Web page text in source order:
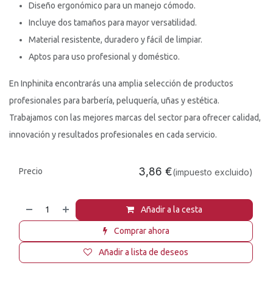
Diseño ergonómico para un manejo cómodo.
Incluye dos tamaños para mayor versatilidad.
Material resistente, duradero y fácil de limpiar.
Aptos para uso profesional y doméstico.
En Inphinita encontrarás una amplia selección de productos
profesionales para barbería, peluquería, uñas y estética.
Trabajamos con las mejores marcas del sector para ofrecer calidad,
innovación y resultados profesionales en cada servicio.
Añadir a la cesta
Comprar ahora
Añadir a lista de deseos
Precio 3,86 €(impuesto excluido)